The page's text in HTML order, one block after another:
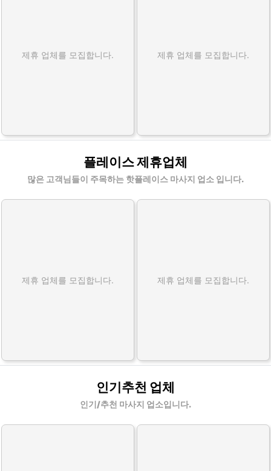
제휴 업체를 모집합니다. 제휴 업체를 모집합니다.
플레이스 제휴업체
많은 고객님들이 주목하는 핫플레이스 마사지 업소 입니다.
제휴 업체를 모집합니다. 제휴 업체를 모집합니다.
인기추천 업체
인기/추천 마사지 업소입니다.